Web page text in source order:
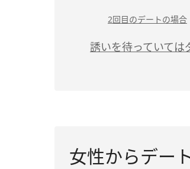
2回目のデートの場合
誘いを待っていて
女性からデー